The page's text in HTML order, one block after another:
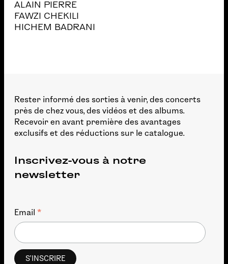
ALAIN PIERRE
FAWZI CHEKILI
HICHEM BADRANI
Rester informé des sorties à venir, des concerts
près de chez vous, des vidéos et des albums.
Recevoir en avant première des avantages
exclusifs et des réductions sur le catalogue.
Inscrivez-vous à notre
newsletter
Email *